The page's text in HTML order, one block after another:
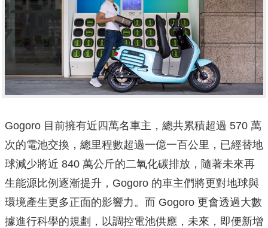
Gogoro 目前擁有近四萬名車主，總共累積超過 570 萬
次的電池交換，總里程數超過一億一百公里，已經替地
球減少將近 840 萬公斤的二氧化碳排放，隨著未來再
生能源比例逐漸提升，Gogoro 的車主們將更對地球與
環境產生更多正面的影響力。而 Gogoro 更會透過大數
據進行科學的規劃，以調控電池供應，未來，即便新增